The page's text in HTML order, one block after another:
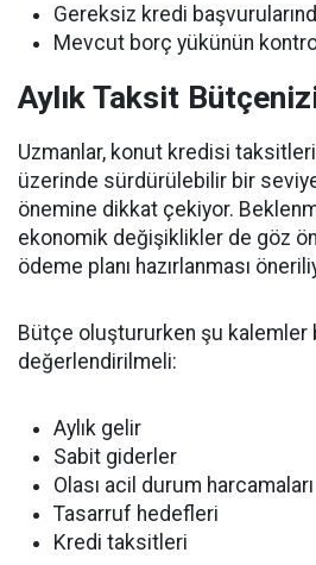
Gereksiz kredi
Mevcut borç yükünün
Aylık Taksit
Uzmanlar, konut kredisi
üzerinde sürdürülebilir bir
önemine dikkat çekiyor.
ekonomik değişiklikler de göz
ödeme planı hazırlanması
Bütçe oluştururken şu kalemler
değerlendirilmeli:
Aylık gelir
Sabit giderler
Olası acil durum harcamaları
Tasarruf hedefleri
Kredi taksitleri